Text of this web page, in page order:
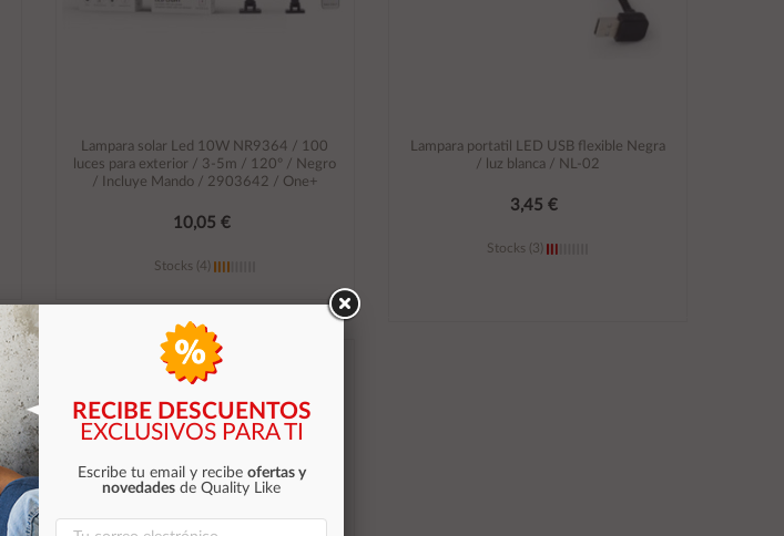
Lampara solar Led 10W NR9364 / 100
luces para exterior / 3-5m / 120º / Negro
/ Incluye Mando / 2903642 / One+
10,05 €
Stocks (4)
Añadir al carrito
Lampara portatil LED USB flexible Negra
/ luz blanca / NL-02
3,45 €
Stocks (3)
RECIBE DESCUENTOS
EXCLUSIVOS PARA TI
Escribe tu email y recibe ofertas y
novedades de Quality Like